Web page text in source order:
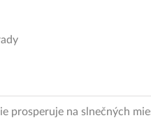
prosperuje na slnečných